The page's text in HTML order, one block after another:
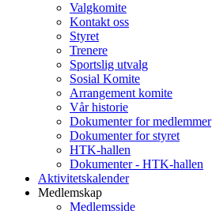
Valgkomite
Kontakt oss
Styret
Trenere
Sportslig utvalg
Sosial Komite
Arrangement komite
Vår historie
Dokumenter for medlemmer
Dokumenter for styret
HTK-hallen
Dokumenter - HTK-hallen
Aktivitetskalender
Medlemskap
Medlemsside